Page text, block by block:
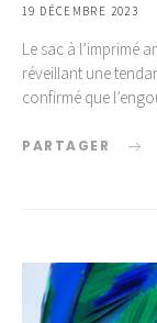
19 DÉCEMBRE 2023
Le sac à l’imprimé
réveillant une
confirmé que
PARTAGER